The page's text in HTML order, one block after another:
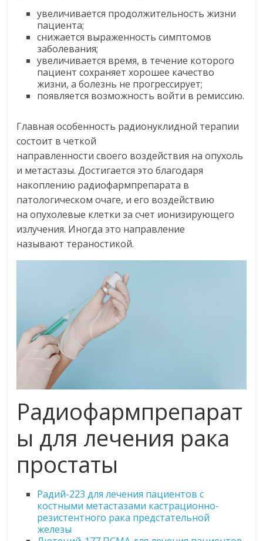
увеличивается продолжительность жизни
пациента;
снижается выраженность симптомов
заболевания;
увеличивается время, в течение которого
пациент сохраняет хорошее качество
жизни, а болезнь не прогрессирует;
появляется возможность войти в ремиссию.
Главная особенность радионуклидной терапии
состоит в четкой
направленности своего воздействия на опухоль
и метастазы. Достигается это благодаря
накоплению радиофармпрепарата в
патологическом очаге, и его воздействию
на опухолевые клетки за счет ионизирующего
излучения. Иногда это направление
называют тераностикой.
Радиофармпрепарат
ы для лечения рака
простаты
Радий-223 для лечения пациентов с
костными метастазами кастрационно-
резистентного рака предстательной
железы